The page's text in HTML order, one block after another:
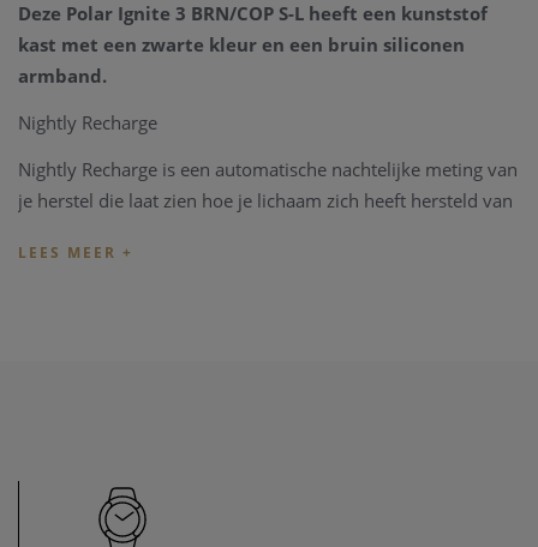
Deze Polar Ignite 3 BRN/COP S-L heeft een kunststof
kast met een zwarte kleur en een bruin siliconen
armband.
Nightly Recharge
Nightly Recharge is een automatische nachtelijke meting van
je herstel die laat zien hoe je lichaam zich heeft hersteld van
te maken om je goed te blijven voelen en je trainings- of
Ontdek hoe uw slaapgedrag de energie- en